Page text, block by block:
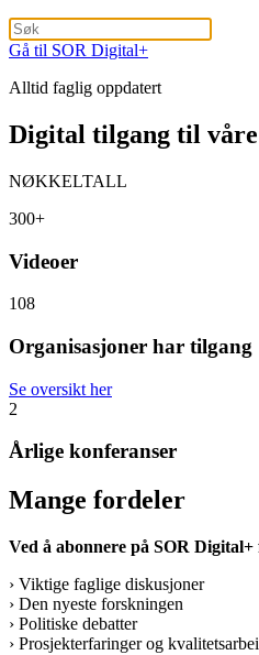
Gå til SOR Digital+
Alltid faglig oppdatert
Digital tilgang til
NØKKELTALL
300+
Videoer
108
Organisasjoner har tilgang
Se oversikt her
2
Årlige konferanser
Mange fordeler
Ved å abonnere på SOR
› Viktige faglige diskusjoner
› Den nyeste forskningen
› Politiske debatter
› Prosjekterfaringer og